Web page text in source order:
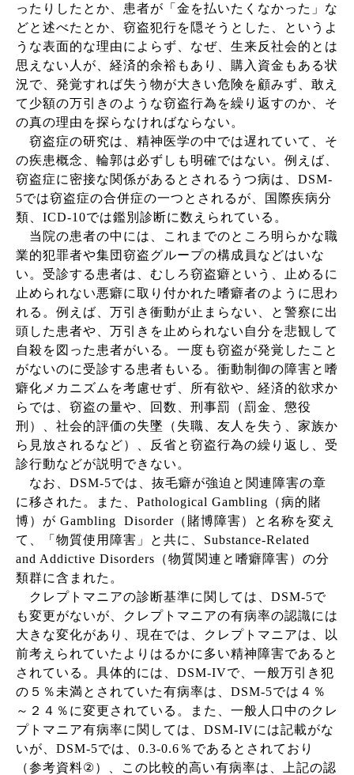
ったりしたとか、患者が「金を払いたくなかった」な
どと述べたとか、窃盗犯行を隠そうとした、というよ
うな表面的な理由によらず、なぜ、生来反社会的とは
思えない人が、経済的余裕もあり、購入資金もある状
況で、発覚すれば失う物が大きい危険を顧みず、敢え
て少額の万引きのような窃盗行為を繰り返すのか、そ
の真の理由を探らなければならない。
窃盗症の研究は、精神医学の中では遅れていて、そ
の疾患概念、輪郭は必ずしも明確ではない。例えば、
窃盗症に密接な関係があるとされるうつ病は、 DSM-
5では窃盗症の合併症の一つとされるが、国際疾病分
類、 ICD-10では鑑別診断に数えられている。
当院の患者の中には、これまでのところ明らかな職
業的犯罪者や集団窃盗グループの構成員などはいな
い。受診する患者は、むしろ窃盗癖という、止めるに
止められない悪癖に取り付かれた嗜癖者のように思わ
れる。例えば、万引き衝動が止まらない、と警察に出
頭した患者や、万引きを止められない自分を悲観して
自殺を図った患者がいる。一度も窃盗が発覚したこと
がないのに受診する患者もいる。衝動制御の障害と嗜
癖化メカニズムを考慮せず、所有欲や、経済的欲求か
らでは、窃盗の量や、回数、刑事罰（罰金、懲役
刑）、社会的評価の失墜（失職、友人を失う、家族か
ら見放されるなど）、反省と窃盗行為の繰り返し、受
診行動などが説明できない。
なお、 DSM-5では、抜毛癖が強迫と関連障害の章
に移された。また、 Pathological Gambling （病的賭
博）が Gambling Disorder （賭博障害）と名称を変え
て、「物質使用障害」と共に、 Substance-Related
and Addictive Disorders （物質関連と嗜癖障害）の分
類群に含まれた。
クレプトマニアの診断基準に関しては、 DSM-5で
も変更がないが、クレプトマニアの有病率の認識には
大きな変化があり、現在では、クレプトマニアは、以
前考えられていたよりはるかに多い精神障害であると
されている。具体的には、 DSM-IVで、一般万引き犯
の５％未満とされていた有病率は、 DSM-5では４％
～２４％に変更されている。また、一般人口中のクレ
プトマニア有病率に関しては、 DSM-IVには記載がな
いが、 DSM-5では、 0.3‐0.6 ％であるとされており
（参考資料②）、この比較的高い有病率は、上記の認